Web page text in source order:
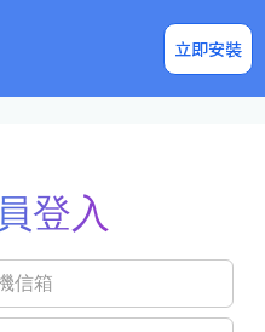
立即安裝
企業求才
登入